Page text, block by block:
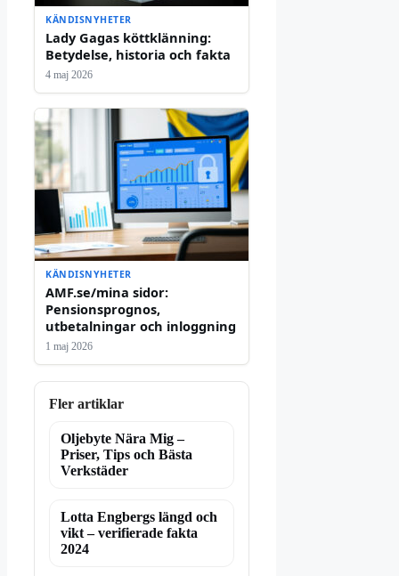
KÄNDISNYHETER
Lady Gagas köttklänning:
Betydelse, historia och fakta
4 maj 2026
KÄNDISNYHETER
AMF.se/mina sidor:
Pensionsprognos,
utbetalningar och inloggning
1 maj 2026
Fler artiklar
Oljebyte Nära Mig –
Priser, Tips och Bästa
Verkstäder
Lotta Engbergs längd och
vikt – verifierade fakta
2024